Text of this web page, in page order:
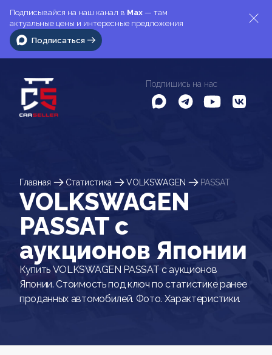
Подписывайся на наш канал в Max — там
актуальные цены и интересные предложения
Подписаться
Подпишись на нас
Главная Статистика VOLKSWAGEN PASSAT
VOLKSWAGEN
PASSAT c
аукционов Японии
Купить VOLKSWAGEN PASSAT с аукционов
Японии. Стоимость под ключ по статистике ранее
проданных автомобилей. Фото. Характеристики.